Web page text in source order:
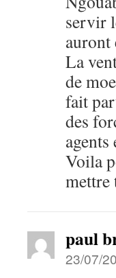
servir
auront
La
de
fait
des
Voila
mettre
paul
23/07/